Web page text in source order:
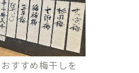
すすめ梅干しを